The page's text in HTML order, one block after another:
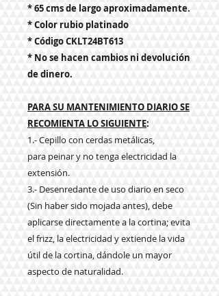
* 65 cms de largo aproximadamente.
* Color rubio platinado
* Código CKLT24BT613
* No se hacen cambios ni devolución
de dinero.
PARA SU MANTENIMIENTO DIARIO SE
RECOMIENTA LO SIGUIENTE:
1.- Cepillo con cerdas metálicas,
para peinar y no tenga electricidad la
extensión.
3.- Desenredante de uso diario en seco
(Sin haber sido mojada antes), debe
aplicarse directamente a la cortina; evita
el frizz, la electricidad y extiende la vida
útil de la cortina, dándole un mayor
aspecto de naturalidad.